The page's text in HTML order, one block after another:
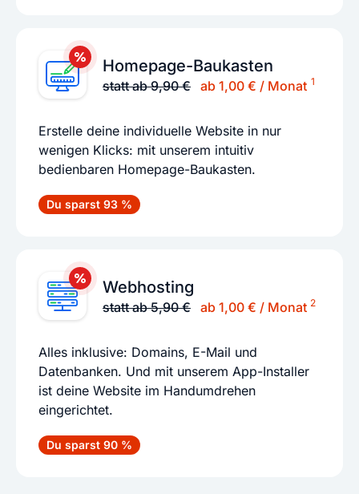
Homepage-Baukasten
statt ab 9,90 € ab 1,00 € / Monat 1
Erstelle deine individuelle Website in nur
wenigen Klicks: mit unserem intuitiv
bedienbaren Homepage-Baukasten.
Du sparst 93 %
Webhosting
statt ab 5,90 € ab 1,00 € / Monat 2
Alles inklusive: Domains, E-Mail und
Datenbanken. Und mit unserem App-Installer
ist deine Website im Handumdrehen
eingerichtet.
Du sparst 90 %